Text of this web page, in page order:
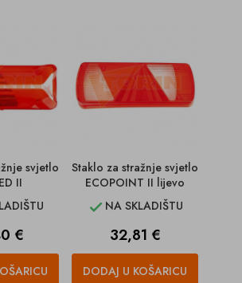
svjetlo
II
€
Staklo za stražnje svjetlo
ECOPOINT II lijevo
 NA SKLADIŠTU
Cijena
32,81 €
DODAJ U KOŠARICU